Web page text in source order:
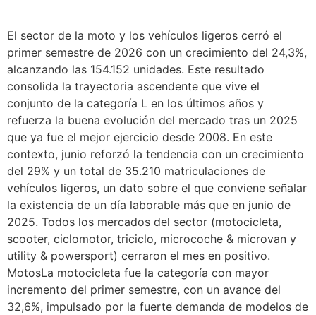
El sector de la moto y los vehículos ligeros cerró el
primer semestre de 2026 con un crecimiento del 24,3%,
alcanzando las 154.152 unidades. Este resultado
consolida la trayectoria ascendente que vive el
conjunto de la categoría L en los últimos años y
refuerza la buena evolución del mercado tras un 2025
que ya fue el mejor ejercicio desde 2008. En este
contexto, junio reforzó la tendencia con un crecimiento
del 29% y un total de 35.210 matriculaciones de
vehículos ligeros, un dato sobre el que conviene señalar
la existencia de un día laborable más que en junio de
2025. Todos los mercados del sector (motocicleta,
scooter, ciclomotor, triciclo, microcoche & microvan y
utility & powersport) cerraron el mes en positivo.
MotosLa motocicleta fue la categoría con mayor
incremento del primer semestre, con un avance del
32,6%, impulsado por la fuerte demanda de modelos de